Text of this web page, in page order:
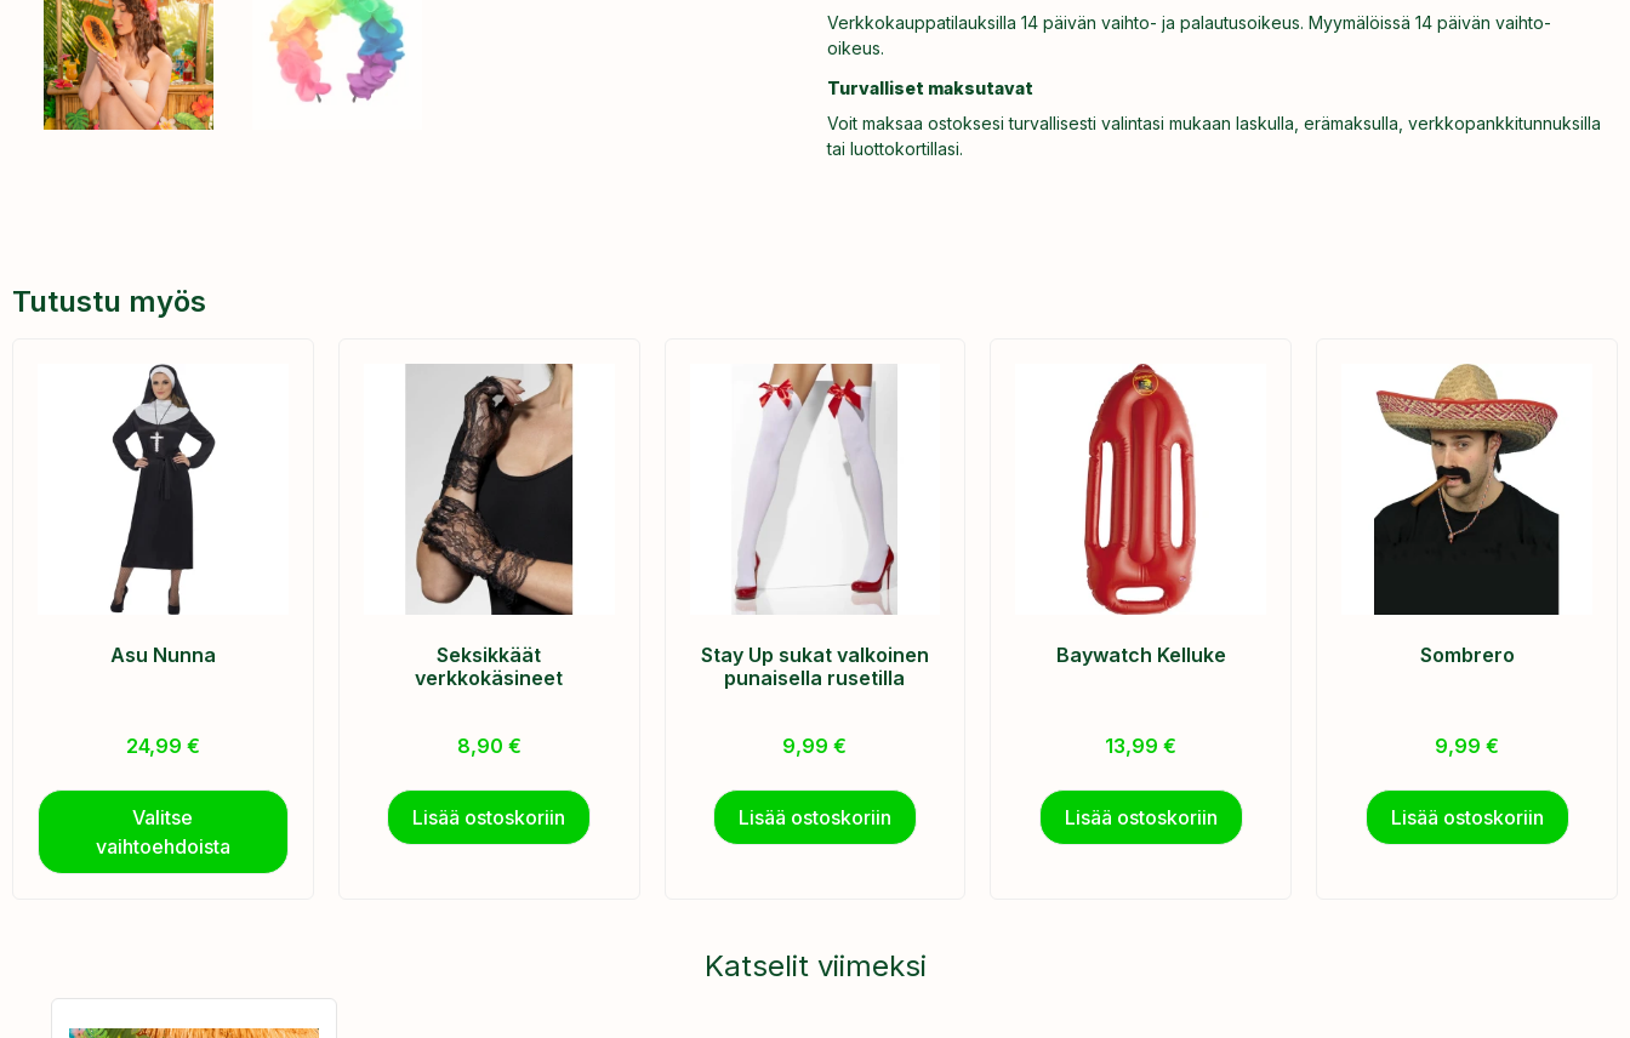
Verkkokauppatilauksilla 14 päivän vaihto- ja palautusoikeus. Myymälöissä 14 päivän vaihto-
oikeus.
Turvalliset maksutavat
Voit maksaa ostoksesi turvallisesti valintasi mukaan laskulla, erämaksulla, verkkopankkitunnuksilla
tai luottokortillasi.
Tutustu myös
Asu Nunna
24,99 €
Valitse
vaihtoehdoista
Seksikkäät
verkkokäsineet
8,90 €
Lisää ostoskoriin
Stay Up sukat valkoinen
punaisella rusetilla
9,99€
Lisää ostoskoriin
Baywatch Kelluke
13,99€
Lisää ostoskoriin
Sombrero
9,99€
Lisää ostoskoriin
Katselit viimeksi